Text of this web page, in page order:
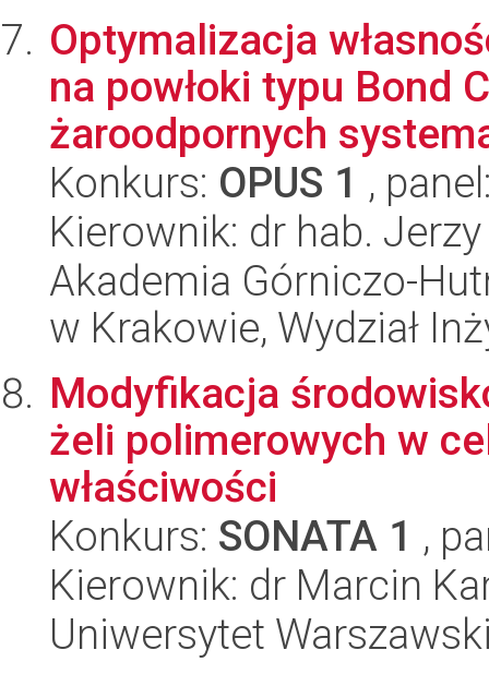
Optymalizacja
na powłoki typu Bond
żaroodpornych
Konkurs: OPUS 1 ,
Kierownik: dr hab.
Akademia Górniczo-
w Krakowie, Wydział
Modyfikacja
żeli polimerowych w
właściwości
Konkurs: SONATA 1 ,
Kierownik: dr Marcin
Uniwersytet